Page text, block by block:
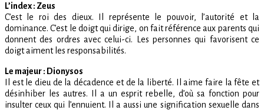
L’index : Zeus
C’est le roi des dieux. Il représente le pouvoir, l’autorité et la
dominance. C’est le doigt qui dirige, on fait référence aux parents qui
donnent des ordres avec celui-ci. Les personnes qui favorisent ce
doigt aiment les responsabilités.
Le majeur : Dionysos
Il est le dieu de la décadence et de la liberté. Il aime faire la fête et
désinhiber les autres. Il a un esprit rebelle, d’où sa fonction pour
insulter ceux qui l’ennuient. Il a aussi une signification sexuelle dans